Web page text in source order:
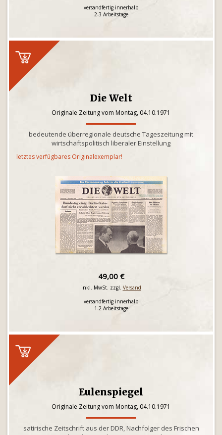
versandfertig innerhalb
2-3 Arbeitstage
Die Welt
Originale Zeitung vom Montag, 04.10.1971
bedeutende überregionale deutsche Tageszeitung mit
wirtschaftspolitisch liberaler Einstellung
letztes verfügbares Originalexemplar!
49,00 €
inkl. MwSt. zzgl. Versand
versandfertig innerhalb
1-2 Arbeitstage
Eulenspiegel
Originale Zeitung vom Montag, 04.10.1971
satirische Zeitschrift aus der DDR, Nachfolger des Frischen